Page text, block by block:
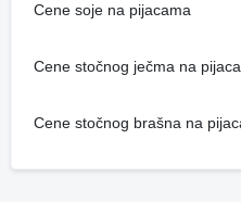
Cene soje na pijacama
Cene stočnog ječma na
Cene stočnog brašna na